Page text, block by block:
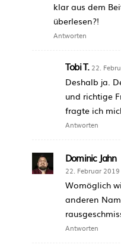
klar aus dem
überlesen?!
Antworten
Tobi T. 22.
Deshalb ja.
und richtige
fragte ich
Antworten
Dominic Jahn
22. Februar
Womöglich
anderen
Antworten